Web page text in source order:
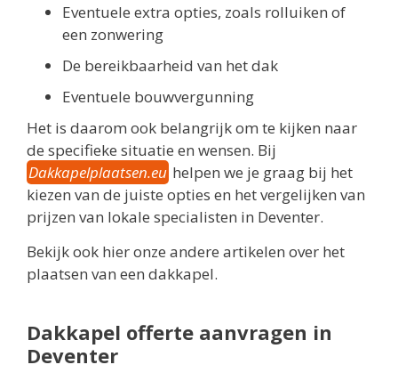
Eventuele extra opties, zoals rolluiken of
een zonwering
De bereikbaarheid van het dak
Eventuele bouwvergunning
Het is daarom ook belangrijk om te kijken naar
de specifieke situatie en wensen. Bij
Dakkapelplaatsen.eu helpen we je graag bij het
kiezen van de juiste opties en het vergelijken van
prijzen van lokale specialisten in Deventer.
Bekijk ook hier onze andere artikelen over het
plaatsen van een dakkapel.
Dakkapel offerte aanvragen in
Deventer